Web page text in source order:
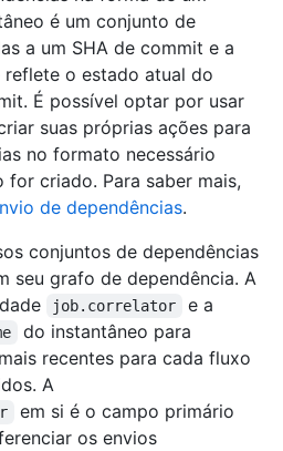
é um conjunto de
a um SHA de commit e a
o estado atual do
É possível optar por usar
suas próprias ações para
no formato necessário
for criado. Para saber mais,
de dependências.
conjuntos de dependências
seu grafo de dependência. A
job.correlator
e a
do instantâneo para
recentes para cada fluxo
A
em si é o campo primário
os envios